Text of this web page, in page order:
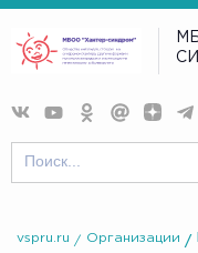
vspru.ru Организации